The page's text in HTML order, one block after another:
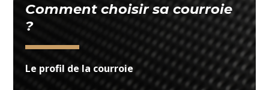
Comment choisir sa courroie
?
Le profil de la courroie